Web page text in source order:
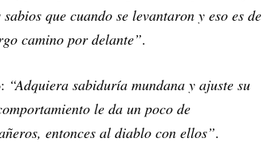
que cuando se levantaron y eso es de
camino por delante”.
“Adquiera sabiduría mundana y ajuste su
le da un poco de
entonces al diablo con ellos”.